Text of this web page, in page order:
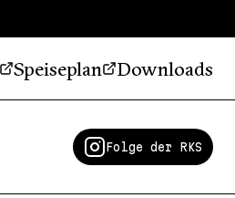
Speiseplan Downloads
Folge der RKS